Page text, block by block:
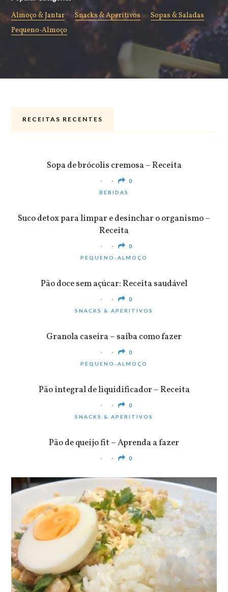
Almoço & Jantar Snacks & Aperitivos
Sopas & Saladas
Pequeno-Almoço
RECEITAS RECENTES
Sopa de brócolis cremosa – Receita
0
BEBIDAS
Suco detox para limpar e desinchar o organismo –
Receita
0
PEQUENO-ALMOÇO
Pão doce sem açúcar: Receita saudável
0
SNACKS & APERITIVOS
Granola caseira – saiba como fazer
0
PEQUENO-ALMOÇO
Pão integral de liquidificador – Receita
0
SNACKS & APERITIVOS
Pão de queijo fit – Aprenda a fazer
0